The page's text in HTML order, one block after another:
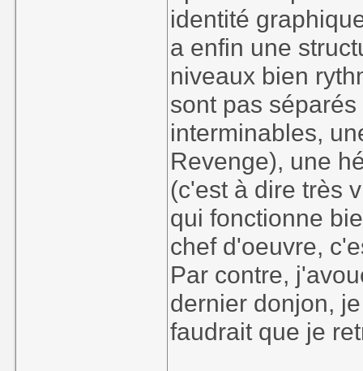
identité
a enfin une
niveaux bien
sont pas
interminables,
Revenge), une
(c'est à dire très
qui fonctionne
chef d'oeuvre,
Par contre,
dernier donjon,
faudrait que je